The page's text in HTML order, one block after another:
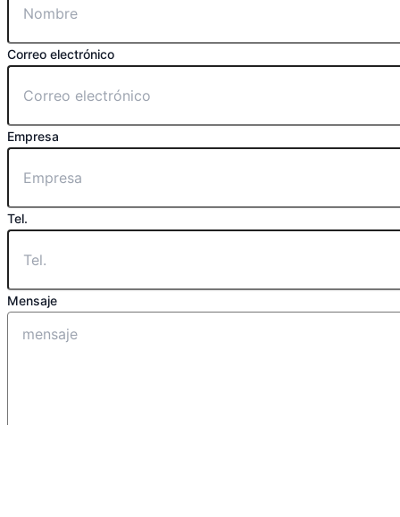
Correo electrónico
Empresa
Tel.
Mensaje